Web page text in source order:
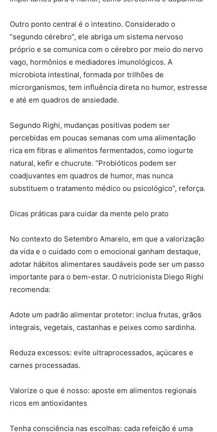
Outro ponto central é o intestino. Considerado o
“segundo cérebro”, ele abriga um sistema nervoso
próprio e se comunica com o cérebro por meio do nervo
vago, hormônios e mediadores imunológicos. A
microbiota intestinal, formada por trilhões de
microrganismos, tem influência direta no humor, estresse
e até em quadros de ansiedade.
Segundo Righi, mudanças positivas podem ser
percebidas em poucas semanas com uma alimentação
rica em fibras e alimentos fermentados, como iogurte
natural, kefir e chucrute. “Probióticos podem ser
coadjuvantes em quadros de humor, mas nunca
substituem o tratamento médico ou psicológico”, reforça.
Dicas práticas para cuidar da mente pelo prato
No contexto do Setembro Amarelo, em que a valorização
da vida e o cuidado com o emocional ganham destaque,
adotar hábitos alimentares saudáveis pode ser um passo
importante para o bem-estar. O nutricionista Diego Righi
recomenda:
Adote um padrão alimentar protetor: inclua frutas, grãos
integrais, vegetais, castanhas e peixes como sardinha.
Reduza excessos: evite ultraprocessados, açúcares e
carnes processadas.
Valorize o que é nosso: aposte em alimentos regionais
ricos em antioxidantes
Tenha consciência nas escolhas: cada refeição é uma